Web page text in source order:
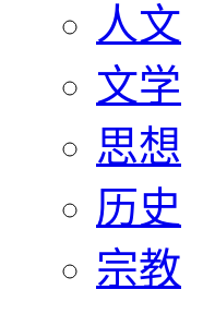
人文
文学
思想
历史
宗教